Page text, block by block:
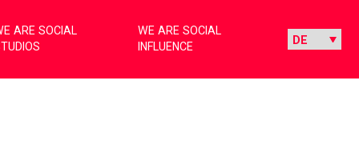
ARE SOCIAL
WE ARE SOCIAL
INFLUENCE